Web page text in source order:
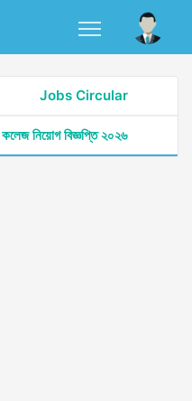
Jobs Circular
কলেজ নিয়োগ বিজ্ঞপ্তি ২০২৬